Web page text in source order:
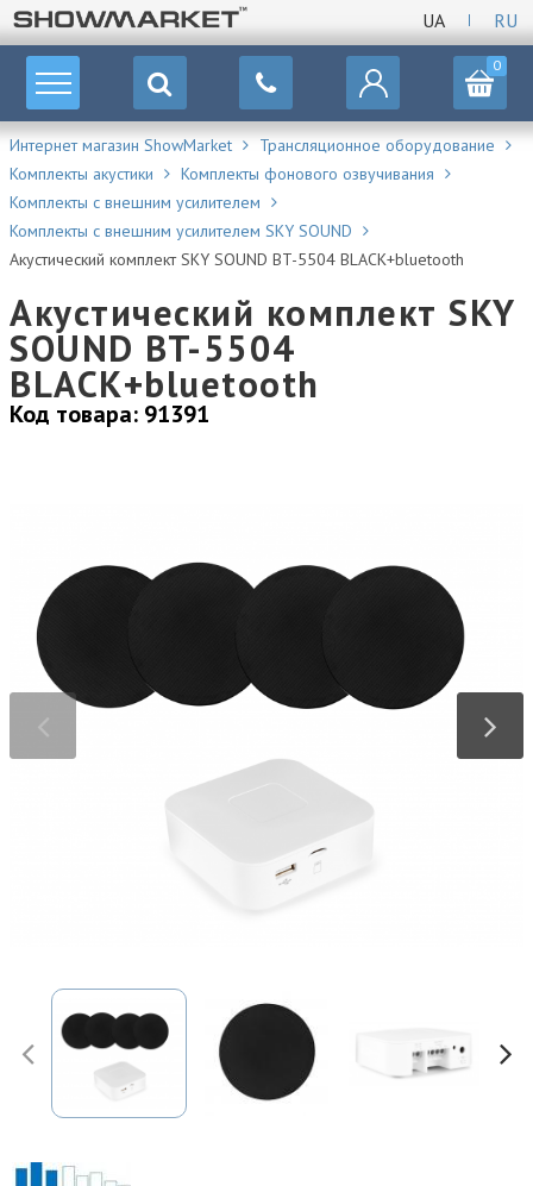
UA RU
0
Интернет магазин ShowMarket
Трансляционное оборудование
Комплекты акустики
Комплекты фонового озвучивания
Комплекты с внешним усилителем
Комплекты с внешним усилителем SKY SOUND
Акустический комплект SKY SOUND BT-5504 BLACK+bluetooth
Акустический комплект SKY
SOUND BT-5504
BLACK+bluetooth
Код товара: 91391